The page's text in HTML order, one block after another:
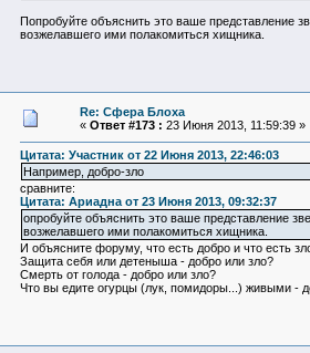
Попробуйте объяснить это ваше представление
возжелавшего ими полакомиться хищника.
Re: Сфера Блоха
« Ответ #173 : 23 Июня 2013, 11:59:39 »
Цитата: Участник от 22 Июня 2013, 22:46:03
Например, добро-зло
сравните:
Цитата: Ариадна от 23 Июня 2013, 09:32:37
опробуйте объяснить это ваше представление
возжелавшего ими полакомиться хищника.
И объясните форуму, что есть добро и что есть
Защита себя или детеныша - добро или зло?
Смерть от голода - добро или зло?
Что вы едите огурцы (лук, помидоры...) живыми -